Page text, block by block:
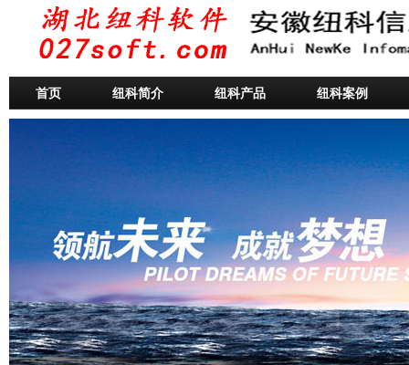
首页 纽科简介 纽科产品 纽科案例